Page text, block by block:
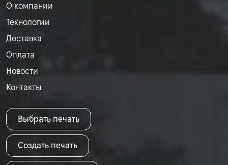
О компании
Технологии
Доставка
Оплата
Новости
Контакты
Выбрать печать
Создать печать